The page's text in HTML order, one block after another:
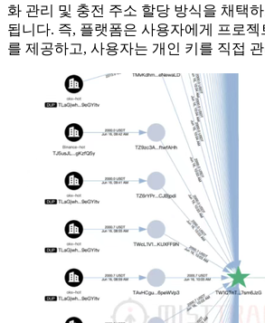
화 관리 및 충전 주소 할당 방식을 채택
됩니다. 즉, 플랫폼은 사용자에게 프로
를 제공하고, 사용자는 개인 키를 직접